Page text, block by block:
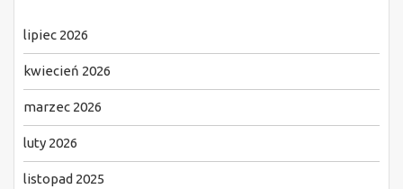
lipiec 2026
kwiecień 2026
marzec 2026
luty 2026
listopad 2025